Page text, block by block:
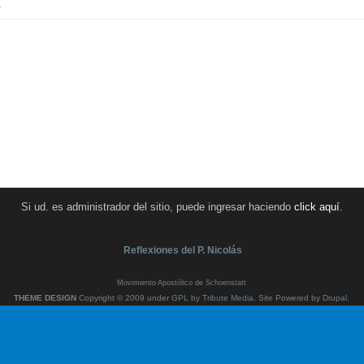
Si ud. es administrador del sitio, puede ingresar haciendo click aquí.
Reflexiones del P. Nicolás
Movimiento Apostólico de Schoenstatt
THEME DESIGN Copyright © 2009 underGPL byTribute Media . Site Powered by Drupal